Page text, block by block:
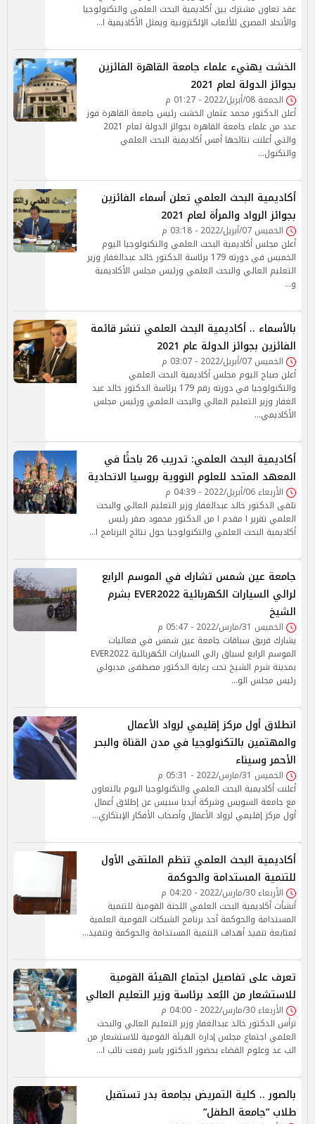
عقد تعاون مشترك بين أكاديمية البحث العلمى والتكنولوجيا
والأتحاد المصرى للألعاب الإلكترونية ويمثل الأكاديمية ا…
الخشت يهنيء علماء جامعة القاهرة الفائزين
بجوائز الدولة لعام 2021
الجمعة 08/أبريل/2022 - 01:27 م
أعلن الدكتور محمد عثمان الخشت رئيس جامعة القاهرة فوز
عدد من علماء جامعة القاهرة بجوائز الدولة لعام 2021
والتي أعلنت نتائجها أمس أكاديمية البحث العلمي
والتكنول…
أكاديمية البحث العلمي تعلن أسماء الفائزين
بجوائز الرواد والمرأة لعام 2021
الخميس 07/أبريل/2022 - 03:18 م
أعلن مجلس أكاديمية البحث العلمي والتكنولوجيا اليوم
الخميس في دورته 179 برئاسة الدكتور خالد عبدالغفار وزير
التعليم العالي والبحث العلمي ورئيس مجلس الأكاديمية
و…
بالأسماء .. أكاديمية البحث العلمي تنشر قائمة
الفائزين بجوائز الدولة عام 2021
الخميس 07/أبريل/2022 - 03:07 م
أعلن صباح اليوم مجلس أكاديمية البحث العلمي
والتكنولوجيا في دورته رقم 179 برئاسة الدكتور خالد عبد
الغفار وزير التعليم العالي والبحث العلمي ورئيس مجلس
الأكاديمي…
أكاديمية البحث العلمي: تدريب 26 باحثًا في
المعهد المتحد للعلوم النووية بروسيا الاتحادية
الأربعاء 06/أبريل/2022 - 04:39 م
تلقى الدكتور خالد عبدالغفار وزير التعليم العالي والبحث
العلمي تقرير ا مقدم ا من الدكتور محمود صقر رئيس
أكاديمية البحث العلمي والتكنولوجيا حول نتائج البرنامج ا…
جامعة عين شمس تشارك في الموسم الرابع
لرالي السيارات الكهربائية EVER2022 بشرم
الشيخ
الخميس 31/مارس/2022 - 05:47 م
يشارك فريق سباقات جامعة عين شمس في فعاليات
الموسم الرابع لسباق رالي السيارات الكهربائية EVER2022
بمدينة شرم الشيخ تحت رعاية الدكتور مصطفى مدبولي
رئيس مجلس الو…
انطلاق أول مركز إقليمي لرواد الأعمال
والمهتمين بالتكنولوجيا في مدن القناة والبحر
الأحمر وسيناء
الخميس 31/مارس/2022 - 05:31 م
أعلنت أكاديمية البحث العلمي والتكنولوجيا اليوم بالتعاون
مع جامعة السويس وشركة أيديا سبيس عن إطلاق أعمال
أول مركز إقليمي لرواد الأعمال وأصحاب الأفكار الإبتكاري…
أكاديمية البحث العلمي تنظم الملتقى الأول
للتنمية المستدامة والحوكمة
الأربعاء 30/مارس/2022 - 04:20 م
أنشأت أكاديمية البحث العلمي اللجنة القومية للتنمية
المستدامة والحوكمة أحد برنامج الشبكات القومية العلمية
لمتابعة تنفيذ أهداف التنمية المستدامة والحوكمة وتنفيذ…
تعرف على تفاصيل اجتماع الهيئة القومية
للاستشعار من البُعد برئاسة وزير التعليم العالي
الأربعاء 30/مارس/2022 - 04:00 م
ترأس الدكتور خالد عبدالغفار وزير التعليم العالي والبحث
العلمي اجتماع مجلس إدارة الهيئة القومية للاستشعار من
الب عد وعلوم الفضاء بحضور الدكتور ياسر رفعت نائب ا…
بالصور .. كلية التمريض بجامعة بدر تستقبل
طلاب ”جامعة الطفل”